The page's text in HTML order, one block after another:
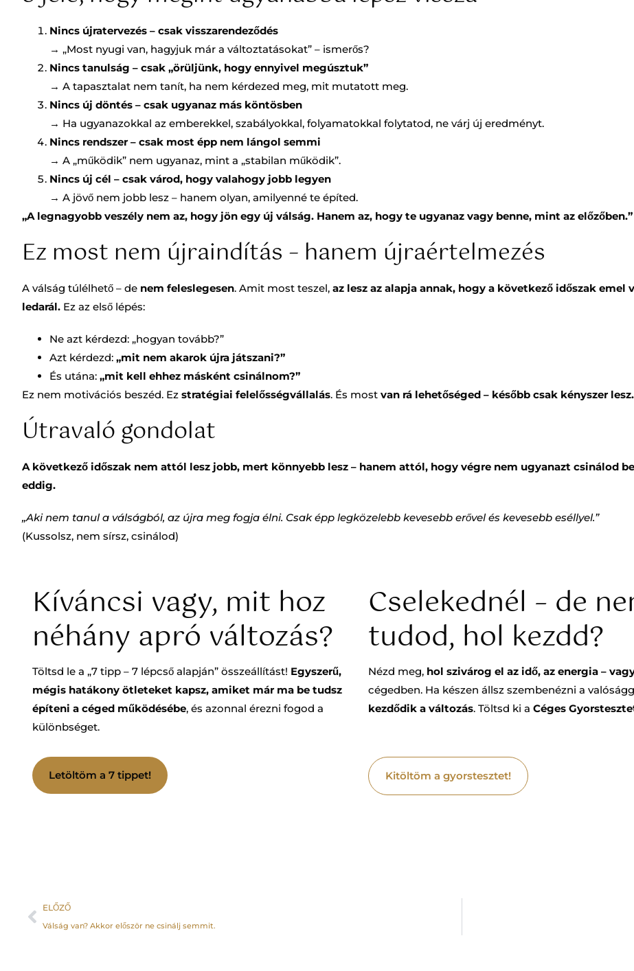
Nincs újratervezés – csak visszarendeződés
→ „Most nyugi van, hagyjuk már a változtatásokat” – ismerős?
Nincs tanulság – csak „örüljünk, hogy ennyivel megúsztuk”
→ A tapasztalat nem tanít, ha nem kérdezed meg, mit mutatott meg.
Nincs új döntés – csak ugyanaz más köntösben
→ Ha ugyanazokkal az emberekkel, szabályokkal, folyamatokkal folytatod, ne várj új eredményt.
Nincs rendszer – csak most épp nem lángol semmi
→ A „működik” nem ugyanaz, mint a „stabilan működik”.
Nincs új cél – csak várod, hogy valahogy jobb legyen
→ A jövő nem jobb lesz – hanem olyan, amilyenné te építed.
„A legnagyobb veszély nem az, hogy jön egy új válság. Hanem az, hogy te ugyanaz vagy benne, mint az előzőben.”
Ez most nem újraindítás – hanem újraértelmezés
A válság túlélhető – de nem feleslegesen. Amit most teszel, az lesz az alapja annak, hogy a következő időszak emel
ledarál. Ez az első lépés:
Ne azt kérdezd: „hogyan tovább?”
Azt kérdezd: „mit nem akarok újra játszani?”
És utána: „mit kell ehhez másként csinálnom?”
Ez nem motivációs beszéd. Ez stratégiai felelősségvállalás. És most van rá lehetőséged – később csak kényszer lesz.
Útravaló gondolat
A következő időszak nem attól lesz jobb, mert könnyebb lesz – hanem attól, hogy végre nem ugyanazt csinálod
eddig.
„Aki nem tanul a válságból, az újra meg fogja élni. Csak épp legközelebb kevesebb erővel és kevesebb eséllyel.”
(Kussolsz, nem sírsz, csinálod)
Kíváncsi vagy, mit hoz
néhány apró változás?
Cselekednél – de
tudod, hol kezdd?
Töltsd le a „7 tipp – 7 lépcső alapján” összeállítást! Egyszerű,
mégis hatákony ötleteket kapsz, amiket már ma be tudsz
építeni a céged működésébe, és azonnal érezni fogod a
különbséget.
Nézd meg, hol szivárog el az idő, az energia –
cégedben. Ha készen állsz szembenézni a
kezdődik a változás. Töltsd ki aCéges
Letöltöm a 7 tippet! Kitöltöm a gyorstesztet!
ELŐZŐ
Válság van? Akkor először ne csinálj semmit.